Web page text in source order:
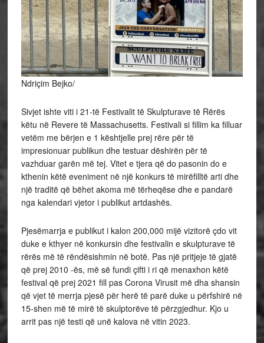
Ndriçim Bejko/
Sivjet ishte viti i 21-të Festivalit të Skulpturave të Rërës
këtu në Revere të Massachusetts. Festivali si fillim ka filluar
vetëm me bërjen e 1 kështjelle prej rëre për të
impresionuar publikun dhe testuar dëshirën për të
vazhduar garën më tej. Vitet e tjera që do pasonin do e
kthenin këtë eveniment në një konkurs të mirëfilltë arti dhe
një traditë që bëhet akoma më tërheqëse dhe e pandarë
nga kalendari vjetor i publikut artdashës.
Pjesëmarrja e publikut i kalon 200,000 mijë vizitorë çdo vit
duke e kthyer në konkursin dhe festivalin e skulpturave të
rërës më të rëndësishmin në botë. Pas një pritjeje të gjatë
që prej 2010 -ës, më së fundi çifti i ri që menaxhon këtë
festival që prej 2021 fill pas Corona Virusit më dha shansin
që vjet të merrja pjesë për herë të parë duke u përfshirë në
15-shen më të mirë të skulptorëve të përzgjedhur. Kjo u
arrit pas një testi që unë kalova në vitin 2023.